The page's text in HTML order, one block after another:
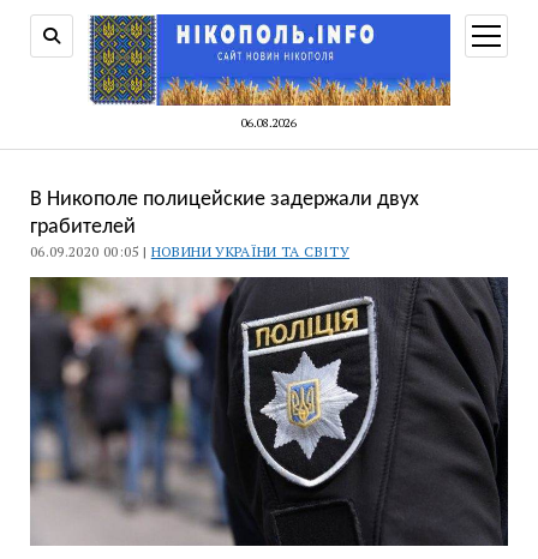
06.08.2026
меню
В Никополе полицейские задержали двух
грабителей
06.09.2020 00:05 | НОВИНИ УКРАЇНИ ТА СВІТУ